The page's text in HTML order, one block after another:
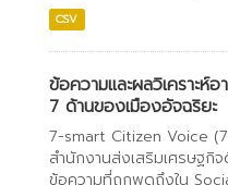
CSV
ข้อความและผลวิเคราะ
7 ด้านของเมืองอัจฉริยะ
7-smart Citizen Voice
สำนักงานส่งเสริมเศรษฐกิ
ข้อความที่ถูกพูดถึงใน